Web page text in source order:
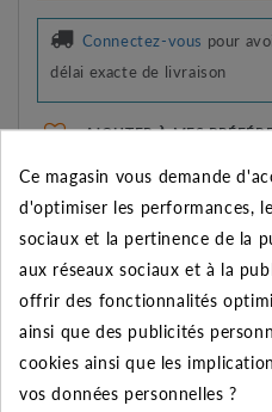
Connectez-vous pour
délai exacte de livraison
AJOUTER À MES
AJOUTER AU
Imprimer
DESCRIPTION DU
Le produit :
Ce magasin vous demande
d'optimiser les performances,
sociaux et la pertinence de la
aux réseaux sociaux et à la
offrir des fonctionnalités
ainsi que des publicités
cookies ainsi que les
vos données personnelles ?